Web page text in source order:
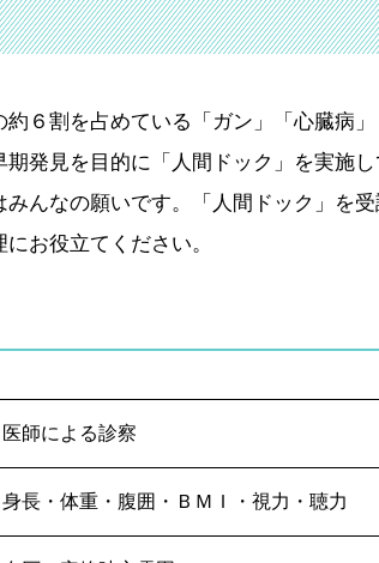
約６割を占めている「ガン」「心臓病」
発見を目的に「人間ドック」を実施し
みんなの願いです。「人間ドック」を
お役立てください。
医師による診察
身長・体重・腹囲・ＢＭＩ・視力・聴力